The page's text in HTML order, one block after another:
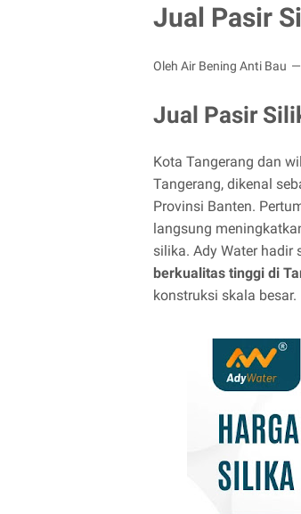
Jual Pasir
Oleh Air Bening Anti Bau
Jual Pasir
Kota Tangerang dan
Tangerang, dikenal
Provinsi Banten.
langsung
silika. Ady Water hadir
berkualitas tinggi di
konstruksi skala besar.